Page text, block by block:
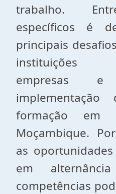
trabalho.
específicos é
principais
instituições
empresas
formação em
Moçambique.
as
em
competências